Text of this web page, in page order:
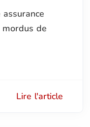
de
Lire l'article